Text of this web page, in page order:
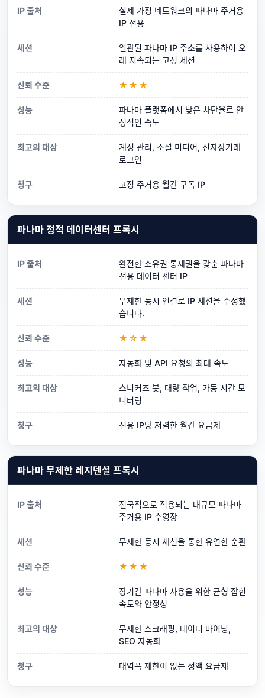
IP 출처
실제 가정 네트워크의 파나마 주거용
IP 전용
세션
일관된 파나마 IP 주소를 사용하여 오
래 지속되는 고정 세션
신뢰 수준 ★★★
성능
파나마 플랫폼에서 낮은 차단율로 안
정적인 속도
최고의 대상
계정 관리, 소셜 미디어, 전자상거래
로그인
청구 고정 주거용 월간 구독 IP
파나마 정적 데이터센터 프록시
IP 출처
완전한 소유권 통제권을 갖춘 파나마
전용 데이터 센터 IP
세션
무제한 동시 연결로 IP 세션을 수정했
습니다.
신뢰 수준 ★☆★
성능 자동화 및 API 요청의 최대 속도
최고의 대상
스니커즈 봇, 대량 작업, 가동 시간 모
니터링
청구 전용 IP당 저렴한 월간 요금제
파나마 무제한 레지덴셜 프록시
IP 출처
전국적으로 적용되는 대규모 파나마
주거용 IP 수영장
세션 무제한 동시 세션을 통한 유연한 순환
신뢰 수준 ★★★
성능
장기간 파나마 사용을 위한 균형 잡힌
속도와 안정성
최고의 대상
무제한 스크래핑, 데이터 마이닝,
SEO 자동화
청구 대역폭 제한이 없는 정액 요금제